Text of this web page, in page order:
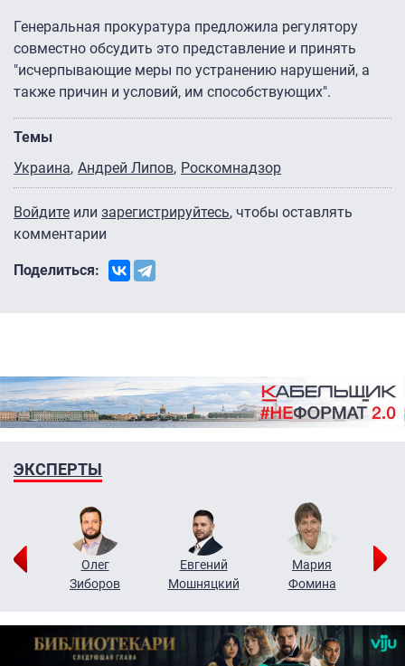
Генеральная прокуратура предложила регулятору
совместно обсудить это представление и принять
"исчерпывающие меры по устранению нарушений, а
также причин и условий, им способствующих".
Темы
Украина Андрей Липов Роскомнадзор
Войдите или зарегистрируйтесь, чтобы оставлять
комментарии
Поделиться:
ЭКСПЕРТЫ
Олег
Зиборов
Евгений
Мошняцкий
Мария
Фомина